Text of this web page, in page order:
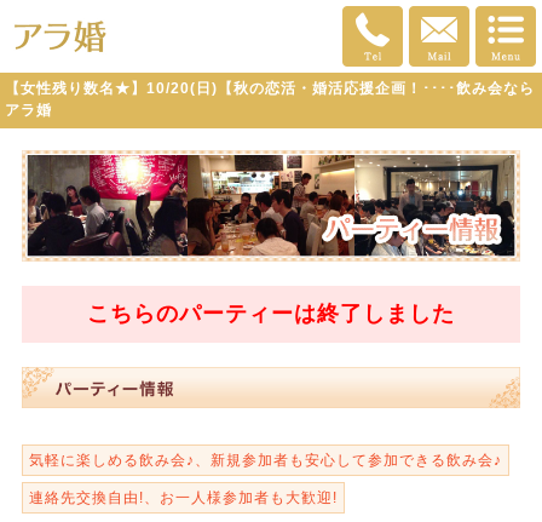
【女性残り数名★】10/20(日)【秋の恋活・婚活応援企画！････飲み会なら
アラ婚
こちらのパーティーは終了 しました
気軽に楽しめる飲み会♪、新規参加者も安心して参加できる飲み会♪
連絡先交換自由!、お一人様参加者も大歓迎!